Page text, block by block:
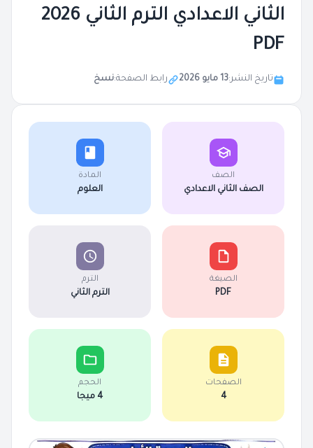
الثاني الاعدادي الترم الثاني 2026
PDF
تاريخ النشر:13 مايو 2026 رابط الصفحة:نسخ
الصف
الصف الثاني الاعدادي
المادة
العلوم
الصيغة
PDF
الترم
الترم الثاني
الصفحات
4
الحجم
4 ميجا